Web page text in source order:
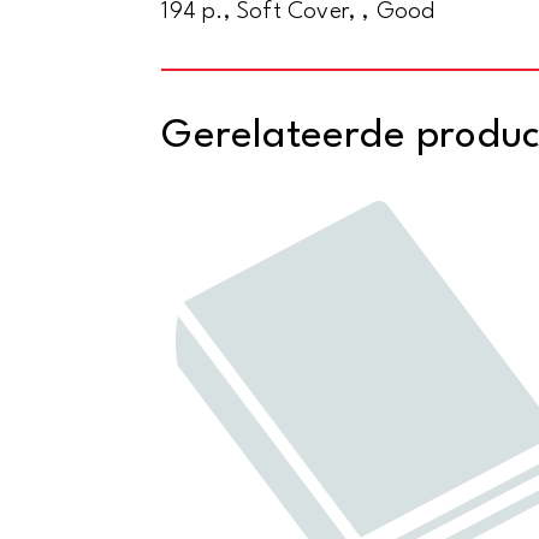
194 p., Soft Cover, , Good
Gerelateerde